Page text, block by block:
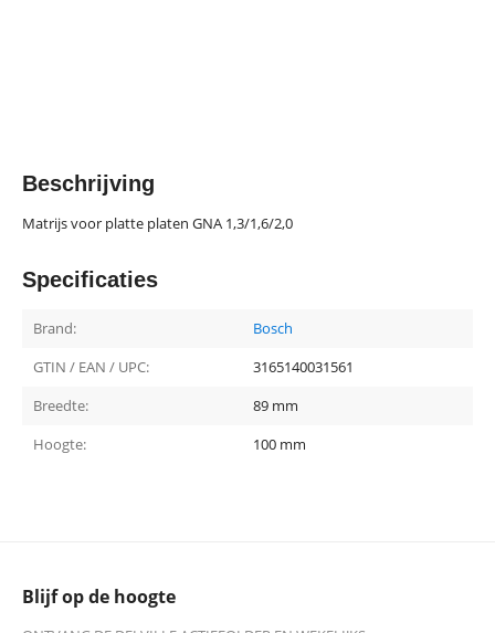
Beschrijving
Matrijs voor platte platen GNA 1,3/1,6/2,0
Specificaties
Brand:
Bosch
GTIN / EAN / UPC:
3165140031561
Breedte:
89 mm
Hoogte:
100 mm
Blijf op de hoogte